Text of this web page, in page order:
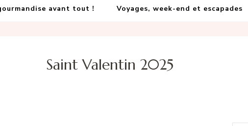
avant tout ! Voyages, week-end et escapades
Saint Valentin 2025